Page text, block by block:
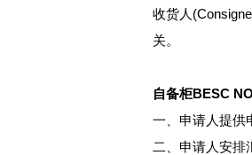
收货人
关。
自备柜BESC
一、申请人提供
二、申请人安排